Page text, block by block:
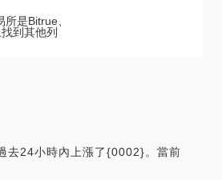
是Bitrue、
到其他列
去24小時內上漲了{0002}。當前